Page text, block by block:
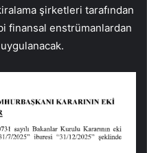
şirketleri tarafından
finansal enstrümanlardan